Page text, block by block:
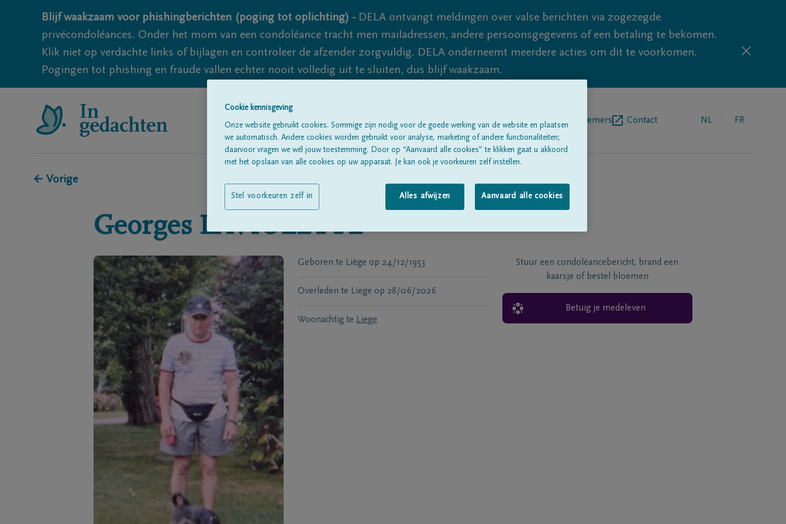
Blijf waakzaam voor phishingberichten (poging tot oplichting) - DELA ontvangt meldingen over valse berichten via zogezegde
privécondoléances. Onder het mom van een condoléance tracht men mailadressen, andere persoonsgegevens of een betaling te bekomen.
Klik niet op verdachte links of bijlagen en controleer de afzender zorgvuldig. DELA onderneemt meerdere acties om dit te voorkomen.
Pogingen tot phishing en fraude vallen echter nooit volledig uit te sluiten, dus blijf waakzaam.
Alle rouwberichten Over ons Begrafenisondernemers Contact NL FR
← Vorige
Georges LAVIOLETTE
Geboren te Liège op 24/12/1953
Overleden te Liege op 28/06/2026
Woonachtig te Liege
Stuur een condoléancebericht, brand een
kaarsje of bestel bloemen
Betuig je medeleven
Cookie kennisgeving
Onze website gebruikt cookies. Sommige zijn nodig voor de goede werking van de website en plaatsen
we automatisch. Andere cookies worden gebruikt voor analyse, marketing of andere functionaliteiten;
daarvoor vragen we wél jouw toestemming. Door op “Aanvaard alle cookies” te klikken gaat u akkoord
met het opslaan van alle cookies op uw apparaat. Je kan ook je voorkeuren zelf instellen.
Alles afwijzen Aanvaard alle cookies
Stel voorkeuren zelf in